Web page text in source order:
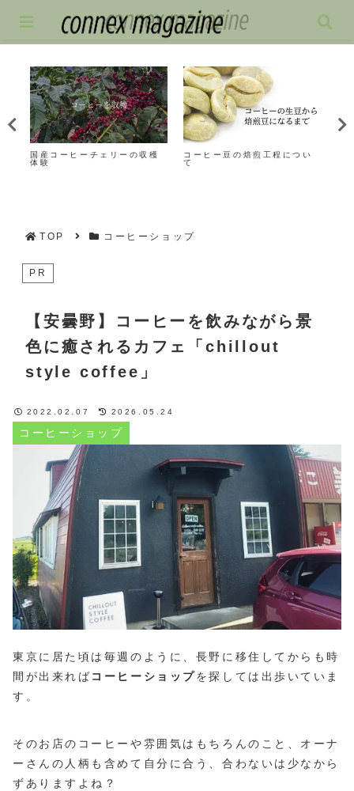
国産コーヒーチェリーの収穫
体験
コーヒー豆の焙煎工程につい
て
TOP コーヒーショップ
PR
【安曇野】コーヒーを飲みながら景
色に癒されるカフェ「chillout
style coffee」
コーヒーショップ
2022.02.07 2026.05.24
東京に居た頃は毎週のように、長野に移住してからも時
間が出来れば コーヒーショップを探しては出歩いていま
す。
そのお店のコーヒーや雰囲気はもちろんのこと、オーナ
ーさんの人柄も含めて自分に合う、合わないは少なから
ずありますよね？